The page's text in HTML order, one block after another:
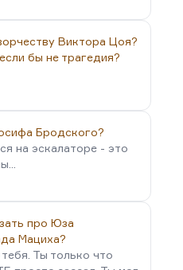
Виктора Цоя?
бы не трагедия?
Бродского?
на эскалаторе - это
про Юза
Мациха?
Ты только что